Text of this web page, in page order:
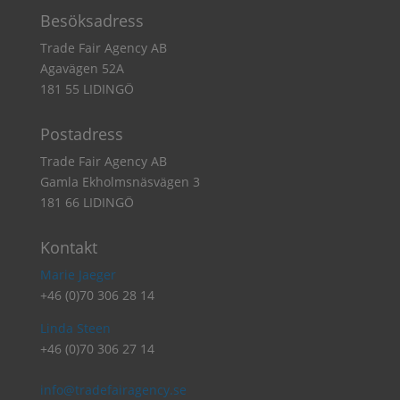
Besöksadress
Trade Fair Agency AB
Agavägen 52A
181 55 LIDINGÖ
Postadress
Trade Fair Agency AB
Gamla Ekholmsnäsvägen 3
181 66 LIDINGÖ
Kontakt
Marie Jaeger
+46 (0)70 306 28 14
Linda Steen
+46 (0)70 306 27 14
info@tradefairagency.se